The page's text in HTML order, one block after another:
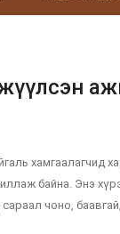
хамгаалагчид
байна. Энэ
чоно,